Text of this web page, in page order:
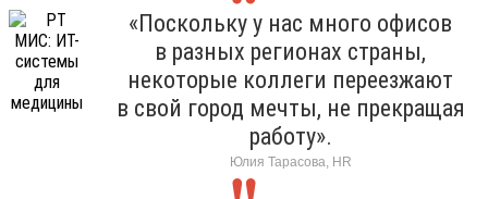
«Поскольку у нас много офисов
в разных регионах страны,
некоторые коллеги переезжают
в свой город мечты, не прекращая
работу».
Юлия Тарасова, HR